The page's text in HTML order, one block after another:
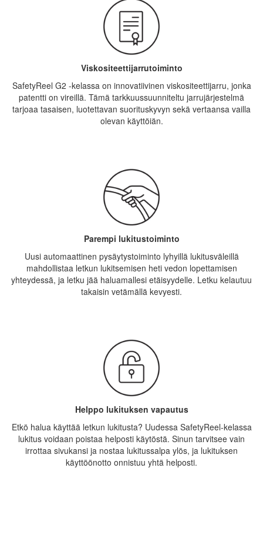
Viskositeettijarrutoiminto
SafetyReel G2 -kelassa on innovatiivinen viskositeettijarru, jonka
patentti on vireillä. Tämä tarkkuussuunniteltu jarrujärjestelmä
tarjoaa tasaisen, luotettavan suorituskyvyn sekä vertaansa vailla
olevan käyttöiän.
Parempi lukitustoiminto
Uusi automaattinen pysäytystoiminto lyhyillä lukitusväleillä
mahdollistaa letkun lukitsemisen heti vedon lopettamisen
yhteydessä, ja letku jää haluamallesi etäisyydelle. Letku kelautuu
takaisin vetämällä kevyesti.
Helppo lukituksen vapautus
Etkö halua käyttää letkun lukitusta? Uudessa SafetyReel-kelassa
lukitus voidaan poistaa helposti käytöstä. Sinun tarvitsee vain
irrottaa sivukansi ja nostaa lukitussalpa ylös, ja lukituksen
käyttöönotto onnistuu yhtä helposti.